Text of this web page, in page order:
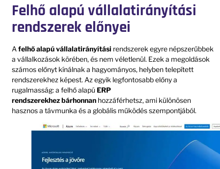
Felhő alapú vállalatirányítási
rendszerek előnyei
Afelhő alapú vállalatirányítási rendszerek egyre népszerűbbek
a vállalkozások körében, és nem véletlenül. Ezek a megoldások
számos előnyt kínálnak a hagyományos, helyben telepített
rendszerekhez képest. Az egyik legfontosabb előny a
rugalmasság: a felhő alapú ERP
rendszerekhezbárhonnan hozzáférhetsz, ami különösen
hasznos a távmunka és a globális működés szempontjából.